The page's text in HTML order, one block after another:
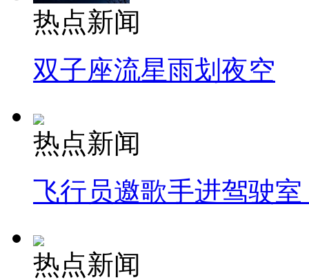
热点新闻
双子座流星雨划夜空
热点新闻
飞行员邀歌手进驾驶
热点新闻